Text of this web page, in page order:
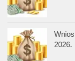
2026.